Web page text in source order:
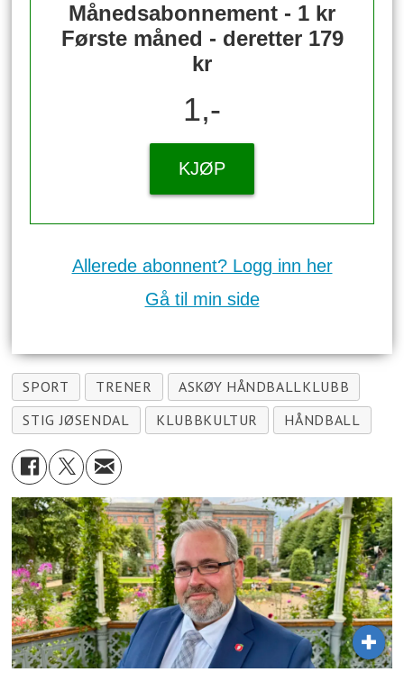
Månedsabonnement - 1 kr
Første måned - deretter 179
kr
1,-
KJØP
Allerede abonnent? Logg inn her
Gå til min side
SPORT TRENER
ASKØY HÅNDBALLKLUBB
STIG JØSENDAL
KLUBBKULTUR HÅNDBALL